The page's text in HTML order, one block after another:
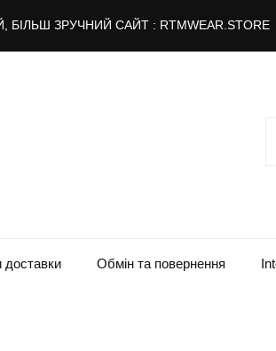
ЗРУЧНИЙ САЙТ : RTMWEAR.STORE
доставки Обмін та повернення